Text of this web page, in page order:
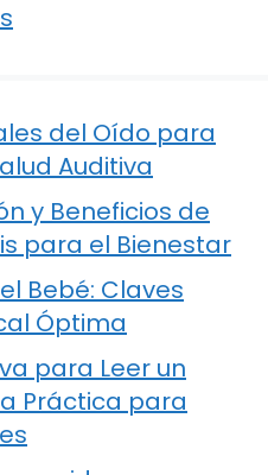
del Oído para
Auditiva
y Beneficios de
para el Bienestar
Bebé: Claves
Óptima
para Leer un
Práctica para